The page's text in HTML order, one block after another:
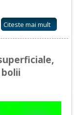
Citeste mai mult